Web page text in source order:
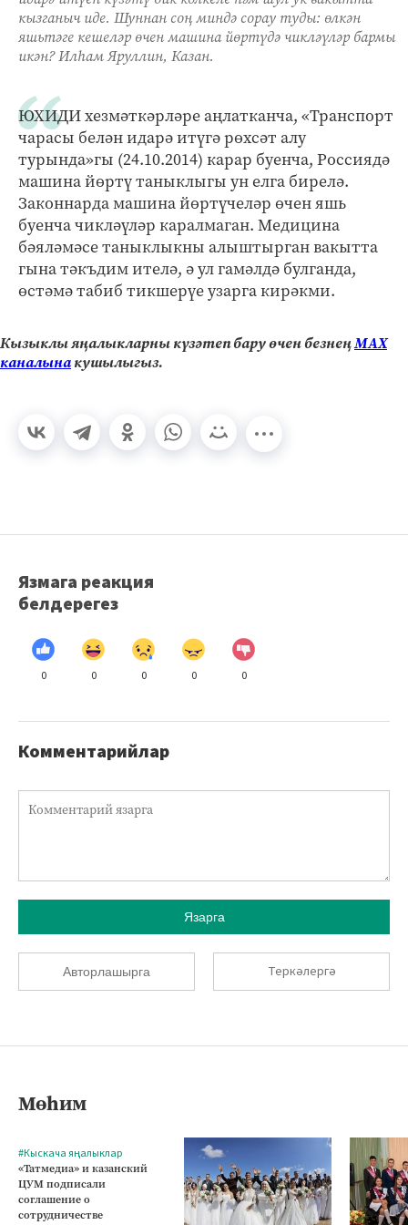
кызганыч иде. Шуннан соң миндә сорау туды: өлкән
яшьтәге кешеләр өчен машина йөртүдә чикләүләр бармы
икән? Илһам Яруллин, Казан.
ЮХИДИ хезмәткәрләре аңлатканча, «Транспорт
чарасы белән идарә итүгә рөхсәт алу
турында»гы (24.10.2014) карар буенча, Россиядә
машина йөртү таныклыгы ун елга бирелә.
Законнарда машина йөртүчеләр өчен яшь
буенча чикләүләр каралмаган. Медицина
бәяләмәсе таныклыкны алыштырган вакытта
гына тәкъдим ителә, ә ул гамәлдә булганда,
өстәмә табиб тикшерүе узарга кирәкми.
Кызыклы яңалыкларны күзәтеп бару өчен безнеңМАХ
каналынакушылыгыз.
Язмага реакция
белдерегез
0 0 0 0 0
Комментарийлар
Язарга
Авторлашырга Теркәлергә
Мөһим
#Кыскача яңалыклар
«Татмедиа» и казанский
ЦУМ подписали
соглашение о
сотрудничестве